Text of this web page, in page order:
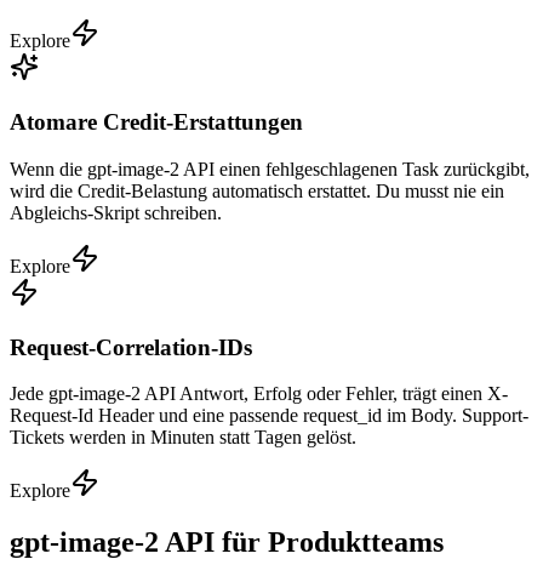
Explore
Atomare Credit-Erstattungen
Wenn die gpt-image-2 API einen fehlgeschlagenen Task zurückgibt,
wird die Credit-Belastung automatisch erstattet. Du musst nie ein
Abgleichs-Skript schreiben.
Explore
Request-Correlation-IDs
Jede gpt-image-2 API Antwort, Erfolg oder Fehler, trägt einen X-
Request-Id Header und eine passende request_id im Body. Support-
Tickets werden in Minuten statt Tagen gelöst.
Explore
gpt-image-2 API für Produktteams